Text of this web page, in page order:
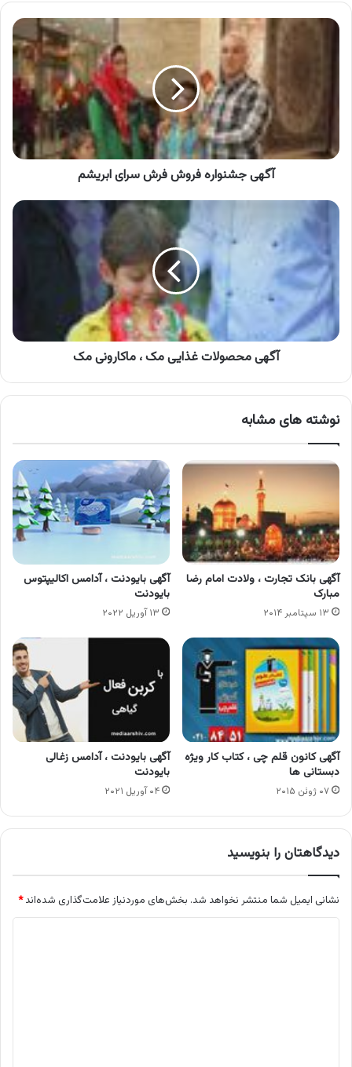
آگهی
سرای
آگهی جشنواره فروش فرش سرای ابریشم
آگهی
محصولات
غذایی
مک
ماکارونی
مک
آگهی محصولات غذایی مک ، ماکارونی مک
نوشته های مشابه
آگهی بانک تجارت ، ولادت امام رضا
مبارک
۱۳ سپتامبر ۲۰۱۴
آگهی بایودنت ، آدامس اکالیپتوس
بایودنت
۱۳ آوریل ۲۰۲۲
آگهی کانون قلم چی ، کتاب کار ویژه
دبستانی ها
۰۷ ژوئن ۲۰۱۵
آگهی بایودنت ، آدامس زغالی
بایودنت
۰۴ آوریل ۲۰۲۱
دیدگاهتان را بنویسید
نشانی ایمیل شما منتشر نخواهد شد. بخش‌های موردنیاز علامت‌گذاری شده‌اند*